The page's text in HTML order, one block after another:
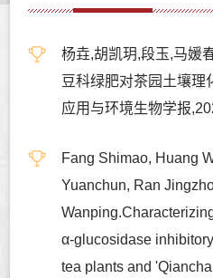
杨垚,胡凯玥,段玉,马媛
豆科绿肥对茶园土壤理
应用与环境生物学报
Fang Shimao, Huang
Yuanchun, Ran
α-glucosidase
tea plants and